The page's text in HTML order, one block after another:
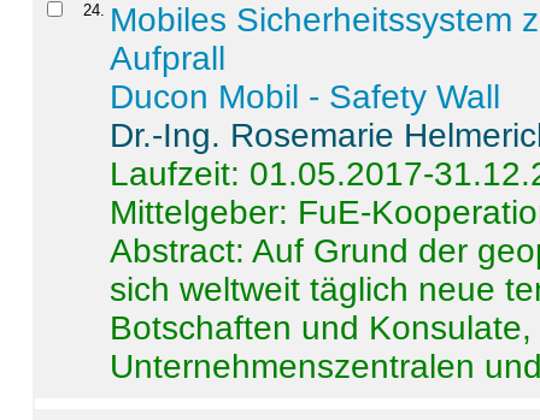
24. Mobiles Sicherheitssystem
Aufprall
Ducon Mobil - Safety Wall
Dr.-Ing. Rosemarie
Laufzeit: 01.05.2017-
Mittelgeber: FuE-
Abstract:Auf Grund der
sich weltweit täglich neue
Botschaften und
Unternehmenszentralen